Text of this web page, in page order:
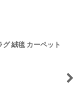
絨毯 カーペット